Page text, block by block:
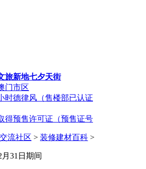
旅新地七夕天街
门市区
时德律风（售楼部已认证
得预售许可证（预售证号
流社区 > 装修建材百科 >
月31日期间